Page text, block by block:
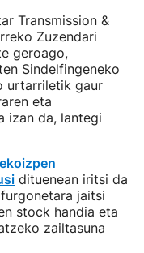
Transmission &
Zuzendari
geroago,
Sindelfingeneko
urtarriletik gaur
eta
izan da, lantegi
dituenean iritsi da
jaitsi
stock handia eta
zailtasuna